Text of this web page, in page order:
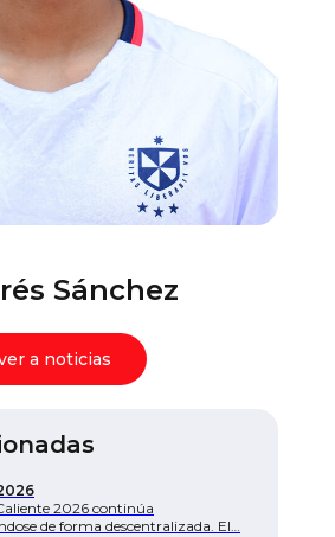
Sánchez
a noticias
2026 continúa
de forma descentralizada. El…